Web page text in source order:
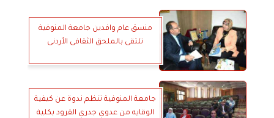
منسق عام وافدين جامعة المنوفية
تلتقى بالملحق الثقافى الأردنى
جامعة المنوفية تنظم ندوة عن كيفية
الوقايه من عدوي جدري القرود بكلية